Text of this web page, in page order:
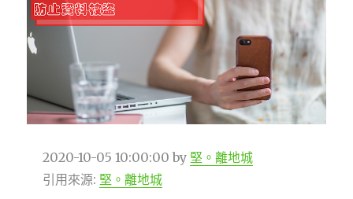
2020-10-05 10:00:00 by 堅。離地城
引用來源: 堅。離地城